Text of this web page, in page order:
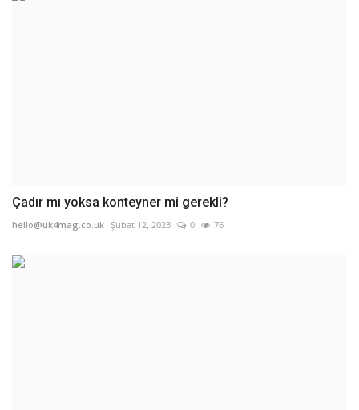
Çadır mı yoksa konteyner mi gerekli?
hello@uk4mag.co.uk Şubat 12, 2023 0 76